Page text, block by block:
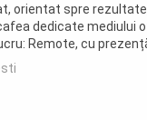
orientat spre
dedicate mediului
Remote, cu prezență